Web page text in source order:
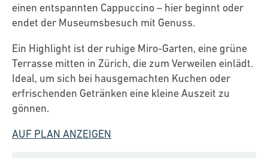
einen entspannten Cappuccino – hier beginnt oder
endet der Museumsbesuch mit Genuss.
Ein Highlight ist der ruhige Miro-Garten, eine grüne
Terrasse mitten in Zürich, die zum Verweilen einlädt.
Ideal, um sich bei hausgemachten Kuchen oder
erfrischenden Getränken eine kleine Auszeit zu
gönnen.
AUF PLAN ANZEIGEN